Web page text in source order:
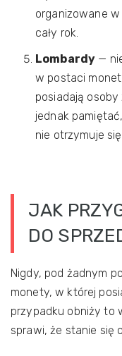
organizowane
cały rok.
Lombardy —
w postaci
posiadają
jednak
nie otrzymuje
JAK
DO
Nigdy, pod żadnym
monety, w której
przypadku obniży to
sprawi, że stanie się